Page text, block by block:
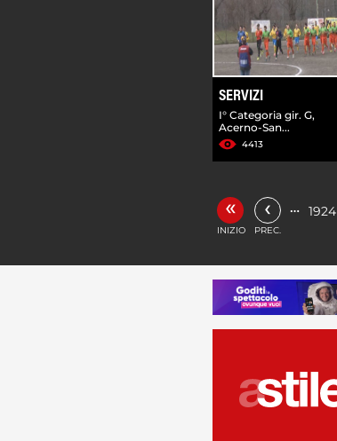
SERVIZI
I° Categoria gir. G,
Acerno-San...
4413
«
INIZIO
‹
PREC.
… 1924